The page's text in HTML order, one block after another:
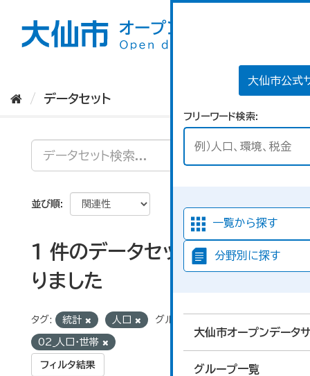
大仙市公式
フリーワード検索
一覧から探す
分野別に探す
大仙市オープンデータ
グループ一覧
データセット
並び順
1 件のデータセットが見つか
りました
タグ: 統計 人口 グループ:
02_人口・世帯
フィルタ結果